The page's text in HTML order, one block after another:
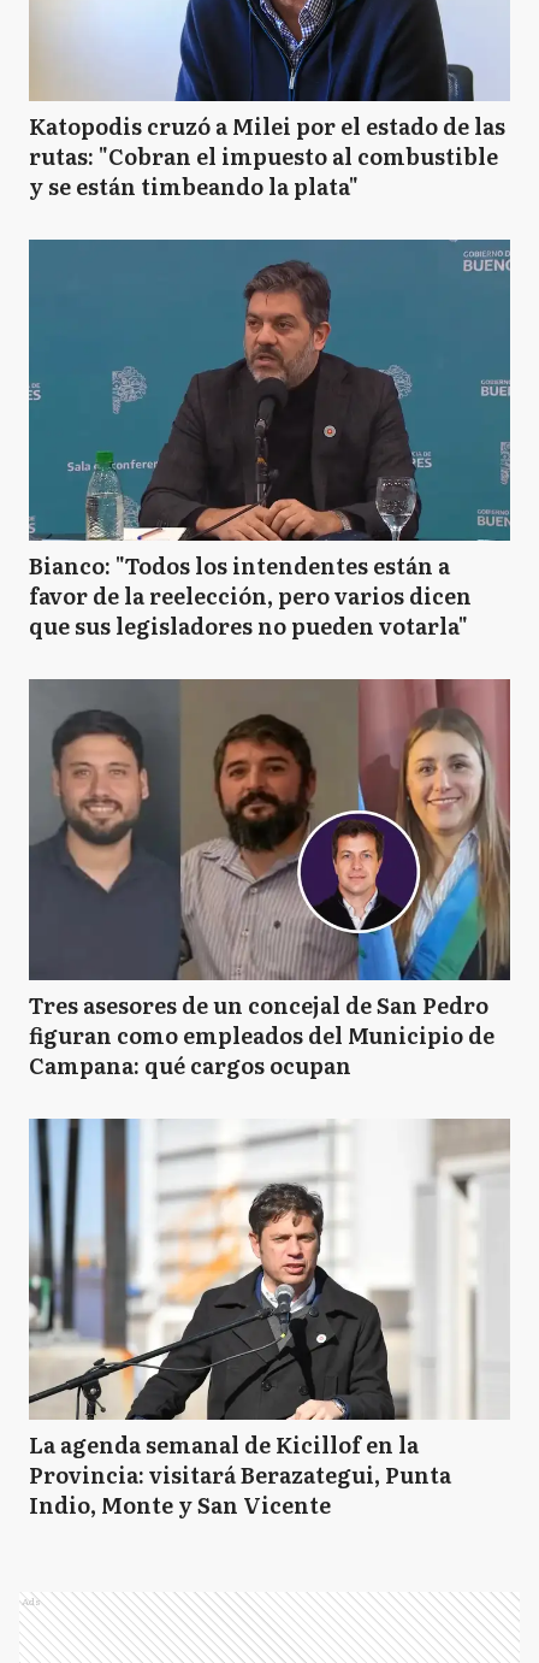
Katopodis cruzó a Milei por el estado de las
rutas: "Cobran el impuesto al combustible
y se están timbeando la plata"
Bianco: "Todos los intendentes están a
favor de la reelección, pero varios dicen
que sus legisladores no pueden votarla"
Tres asesores de un concejal de San Pedro
figuran como empleados del Municipio de
Campana: qué cargos ocupan
La agenda semanal de Kicillof en la
Provincia: visitará Berazategui, Punta
Indio, Monte y San Vicente
Ads